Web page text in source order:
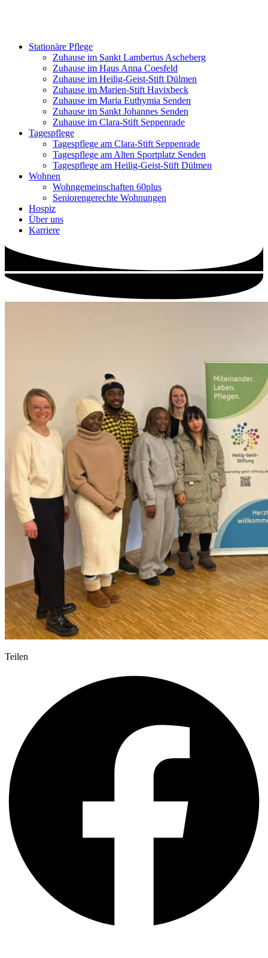
Stationäre Pflege
Zuhause im Sankt Lambertus Ascheberg
Zuhause im Haus Anna Coesfeld
Zuhause im Heilig-Geist-Stift Dülmen
Zuhause im Marien-Stift Havixbeck
Zuhause im Maria Euthymia Senden
Zuhause im Sankt Johannes Senden
Zuhause im Clara-Stift Seppenrade
Tagespflege
Tagespflege am Clara-Stift Seppenrade
Tagespflege am Alten Sportplatz Senden
Tagespflege am Heilig-Geist-Stift Dülmen
Wohnen
Wohngemeinschaften 60plus
Seniorengerechte Wohnungen
Hospiz
Über uns
Karriere
Teilen